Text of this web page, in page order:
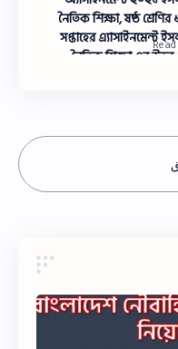
নৈতিক শিক্ষা, ষষ্ঠ শ্রেণির ১৯তম
সপ্তাহের এ্যাসাইনমেন্ট
নৈতিক শিক্ষা এর